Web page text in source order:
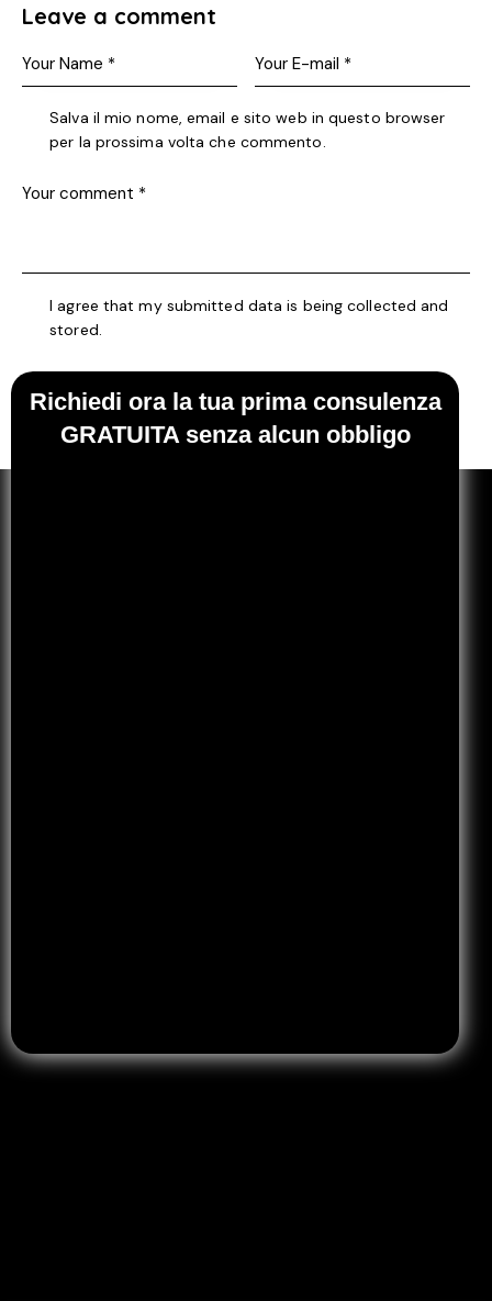
Leave a comment
Salva il mio nome, email e sito web in questo browser
per la prossima volta che commento.
I agree that my submitted data is being collected and
stored.
Richiedi ora la tua prima consulenza
GRATUITA senza alcun obbligo